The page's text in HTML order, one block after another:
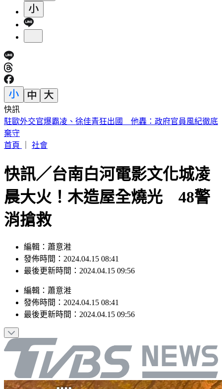
快訊
6點到了！打開電視TVBS42台，跟韓國同步LIVE看愛豆夏日
歌謠大戰
首頁
社會
快訊／台南白河電影文化城凌
晨大火！木造屋全燒光 48警
消搶救
編輯：蕭意溎
發佈時間：2024.04.15 08:41
最後更新時間：2024.04.15 09:56
編輯 ： 蕭意溎
發佈時間： 2024.04.15 08:41
最後更新時間： 2024.04.15 09:56